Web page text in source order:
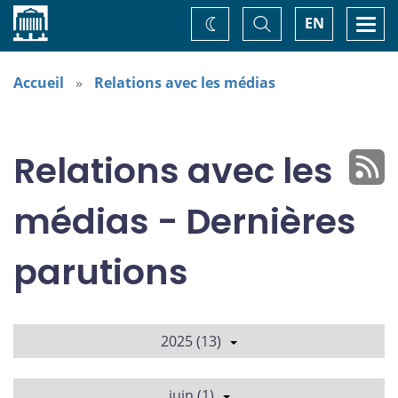
Accueil EN
Basculer
la
recherche
Changez
de
thème
Accueil Relations avec les médias
Relations avec les
médias - Dernières
parutions
2025 (13)